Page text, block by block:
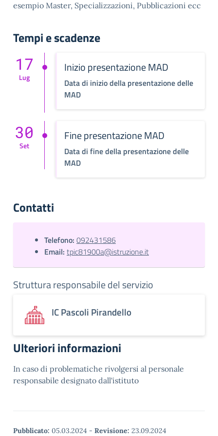
esempio Master, Specializzazioni, Pubblicazioni ecc
Tempi e scadenze
Inizio presentazione MAD
Data di inizio della presentazione delle
MAD
17
Lug
Fine presentazione MAD
Data di fine della presentazione delle
MAD
30
Set
Contatti
Telefono: 092431586
Email: tpic81900a@istruzione.it
Struttura responsabile del servizio
IC Pascoli Pirandello
Ulteriori informazioni
In caso di problematiche rivolgersi al personale
responsabile designato dall'istituto
Pubblicato: 05.03.2024 - Revisione: 23.09.2024